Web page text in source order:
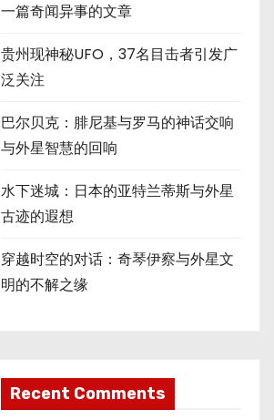
一篇奇闻异事的文章
贵州现神秘UFO，37名目击者引发广
泛关注
巴尔贝克：腓尼基与罗马的神话交响
与外星智慧的回响
水下迷城：日本的亚特兰蒂斯与外星
古迹的遐想
穿越时空的对话：奇琴伊察与外星文
明的不解之缘
Recent Comments